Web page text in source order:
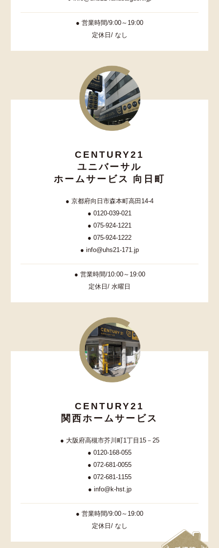
● 営業時間/9:00～19:00
定休日/ なし
CENTURY21
ユニバーサル
ホームサービス 向日町
● 京都府向日市森本町高田14-4
● 0120-039-021
● 075-924-1221
● 075-924-1222
● info@uhs21-171.jp
● 営業時間/10:00～19:00
定休日/ 水曜日
CENTURY21
関西ホームサービス
● 大阪府高槻市芥川町1丁目15－25
● 0120-168-055
● 072-681-0055
● 072-681-1155
● info@k-hst.jp
● 営業時間/9:00～19:00
定休日/ なし